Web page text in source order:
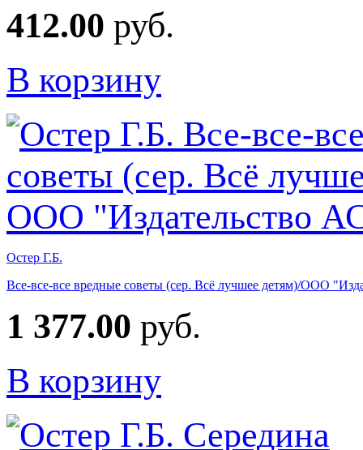
412.00 руб.
В корзину
Остер Г.Б.
Все-все-все вредные советы (сер. Всё лучшее детям)/ООО
1 377.00 руб.
В корзину